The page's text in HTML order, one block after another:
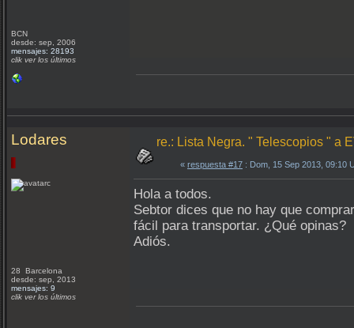
BCN
desde: sep, 2006
mensajes: 28193
clik ver los últimos
Lodares
28 Barcelona
desde: sep, 2013
mensajes: 9
clik ver los últimos
re.: Lista Negra. " Telescopios " a
« respuesta #17 : Dom, 15 Sep 2013, 09:10
Hola a todos.
Sebtor dices que no hay que
fácil para transportar. ¿Qué opinas?
Adiós.